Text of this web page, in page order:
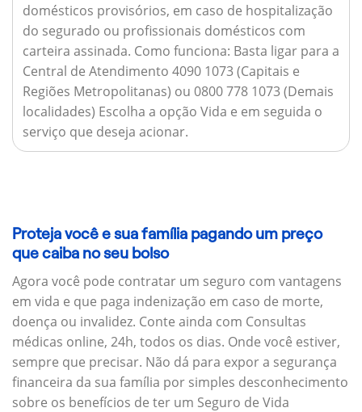
domésticos provisórios, em caso de hospitalização
do segurado ou profissionais domésticos com
carteira assinada. Como funciona: Basta ligar para a
Central de Atendimento 4090 1073 (Capitais e
Regiões Metropolitanas) ou 0800 778 1073 (Demais
localidades) Escolha a opção Vida e em seguida o
serviço que deseja acionar.
Proteja você e sua família pagando um preço
que caiba no seu bolso
Agora você pode contratar um seguro com vantagens
em vida e que paga indenização em caso de morte,
doença ou invalidez. Conte ainda com Consultas
médicas online, 24h, todos os dias. Onde você estiver,
sempre que precisar. Não dá para expor a segurança
financeira da sua família por simples desconhecimento
sobre os benefícios de ter um Seguro de Vida